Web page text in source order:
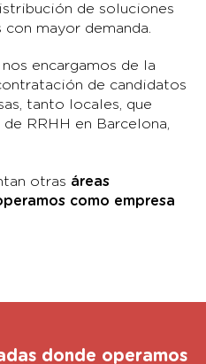
de soluciones
mayor demanda.
encargamos de la
de candidatos
tanto locales, que
RRHH en Barcelona,
otras áreas
como empresa
donde operamos